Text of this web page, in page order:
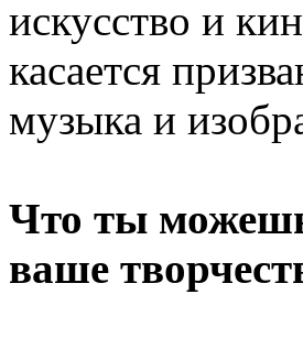
искусство и
касается
музыка и
Что ты
ваше